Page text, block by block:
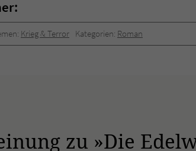
Krieg & Terror Kategorien: Roman
zu »Die